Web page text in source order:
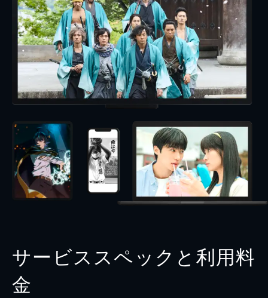
サービススペックと利用料
金